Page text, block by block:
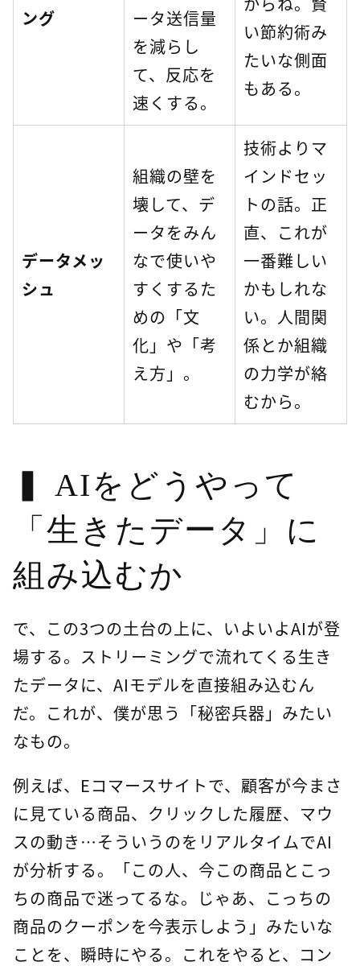
ング
ータ送信量
を減らし
て、反応を
速くする。
い節約術み
たいな側面
もある。
データメッ
シュ
組織の壁を
壊して、デ
ータをみん
なで使いや
すくするた
めの「文
化」や「考
え方」。
技術よりマ
インドセッ
トの話。正
直、これが
一番難しい
かもしれな
い。人間関
係とか組織
の力学が絡
むから。
AIをどうやって
「生きたデータ」に
組み込むか
で、この3つの土台の上に、いよいよAIが登
場する。ストリーミングで流れてくる生き
たデータに、AIモデルを直接組み込むん
だ。これが、僕が思う「秘密兵器」みたい
なもの。
例えば、Eコマースサイトで、顧客が今まさ
に見ている商品、クリックした履歴、マウ
スの動き…そういうのをリアルタイムでAI
が分析する。「この人、今この商品とこっ
ちの商品で迷ってるな。じゃあ、こっちの
商品のクーポンを今表示しよう」みたいな
ことを、瞬時にやる。これをやると、コン